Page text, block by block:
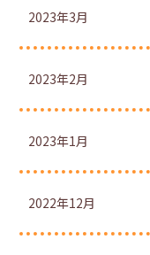
2023年3月
2023年2月
2023年1月
2022年12月